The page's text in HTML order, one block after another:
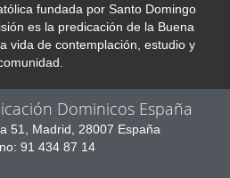
fundada por Santo Domingo
es la predicación de la Buena
vida de contemplación, estudio y
Dominicos España
51, Madrid, 28007 España
91 434 87 14